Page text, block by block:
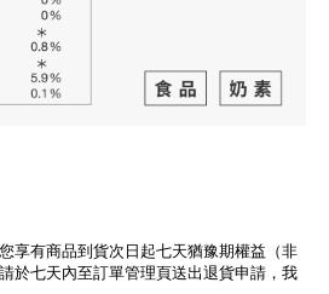
享有商品到貨次日起七天猶豫期權益（非
於七天內至訂單管理頁送出退貨申請，我